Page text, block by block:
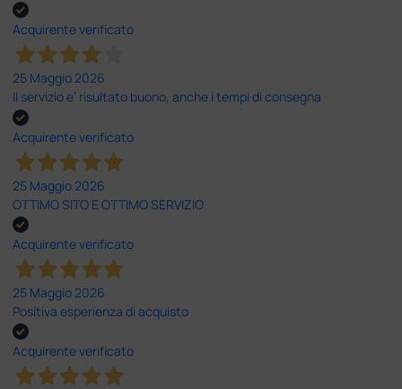
Acquirente verificato
25 Maggio 2026
Il servizio e’ risultato buono, anche i tempi di consegna
Acquirente verificato
25 Maggio 2026
OTTIMO SITO E OTTIMO SERVIZIO
Acquirente verificato
25 Maggio 2026
Positiva esperienza di acquisto
Acquirente verificato